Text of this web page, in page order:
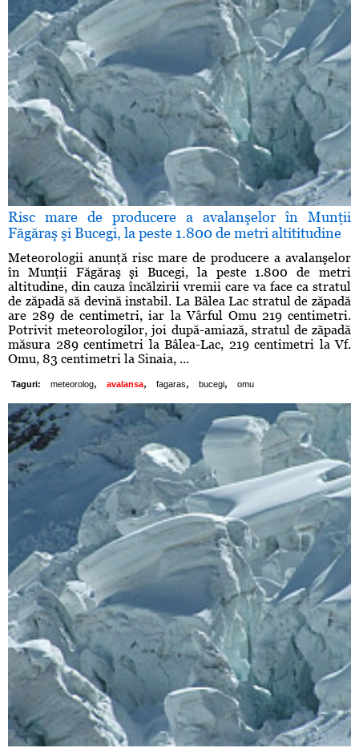
Risc mare de producere a avalanşelor în Munţii
Făgăraş şi Bucegi, la peste 1.800 de metri altititudine
Meteorologii anunţă risc mare de producere a avalanşelor
în Munţii Făgăraş şi Bucegi, la peste 1.800 de metri
altitudine, din cauza încălzirii vremii care va face ca stratul
de zăpadă să devină instabil. La Bâlea Lac stratul de zăpadă
are 289 de centimetri, iar la Vârful Omu 219 centimetri.
Potrivit meteorologilor, joi după-amiază, stratul de zăpadă
măsura 289 centimetri la Bâlea-Lac, 219 centimetri la Vf.
Omu, 83 centimetri la Sinaia, ...
Taguri: meteorolog, avalansa, fagaras, bucegi, omu